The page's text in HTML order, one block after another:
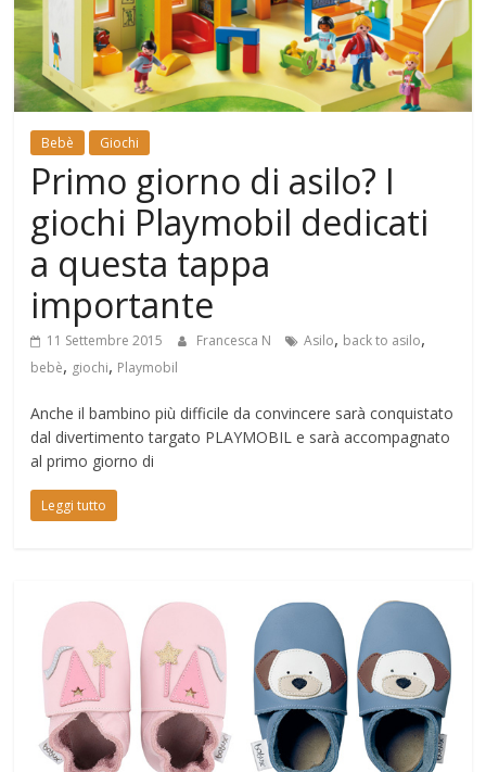
Mondo
Bebè Giochi
Primo giorno di asilo? I
giochi Playmobil dedicati
a questa tappa
importante
11 Settembre 2015 Francesca N Asilo, back to asilo,
bebè, giochi, Playmobil
Anche il bambino più difficile da convincere sarà conquistato
dal divertimento targato PLAYMOBIL e sarà accompagnato
al primo giorno di
Leggi tutto